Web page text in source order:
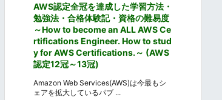
AWS認定全冠を達成した学習方法・
勉強法・合格体験記・資格の難易度
～How to become an ALL AWS Ce
rtifications Engineer. How to stud
y for AWS Certifications.～ (AWS
認定12冠～13冠)
Amazon Web Services(AWS)は今最もシ
ェアを拡大しているパブ ...